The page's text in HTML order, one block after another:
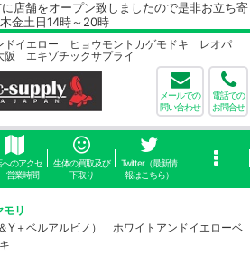
オープン致しましたので是非お立ち寄
土日14時～20時
ドイエロー ヒョウモントカゲモドキ レオパ
エキゾチックサプライ
メールでの
問い合わせ
電話での
お問合せ
へのアクセ
営業時間
生体の買取及び
下取り
Twitter（最新情
報はこちら）
モリ
Y＋ベルアルビノ） ホワイトアンドイエローベ